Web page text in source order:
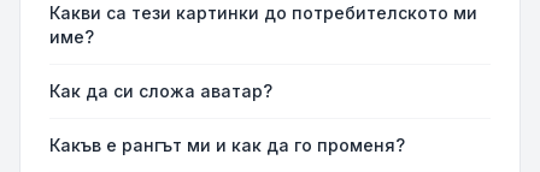
Какви са тези картинки до потребителското ми
име?
Как да си сложа аватар?
Какъв е рангът ми и как да го променя?